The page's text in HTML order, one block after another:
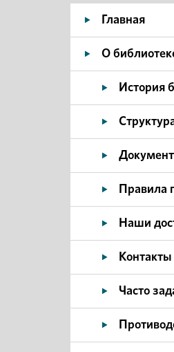
Главная
О
История
Правила
Наши
Контакты
Часто